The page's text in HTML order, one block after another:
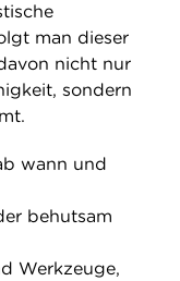
man dieser
nicht nur
sondern
wann und
behutsam
Werkzeuge,